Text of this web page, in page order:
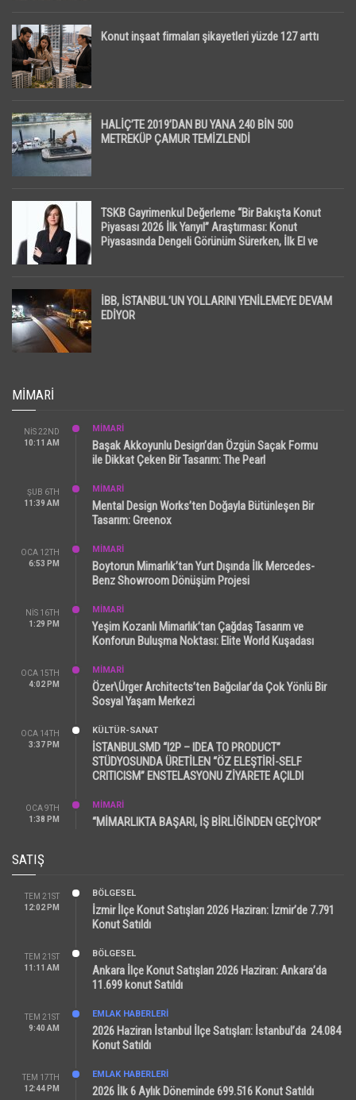
Konut inşaat firmaları şikayetleri yüzde 127 arttı
HALİÇ’TE 2019’DAN BU YANA 240 BİN 500
METREKÜP ÇAMUR TEMİZLENDİ
TSKB Gayrimenkul Değerleme “Bir Bakışta Konut
Piyasası 2026 İlk Yarıyıl” Araştırması: Konut
Piyasasında Dengeli Görünüm Sürerken, İlk El ve
İBB, İSTANBUL’UN YOLLARINI YENİLEMEYE DEVAM
EDİYOR
MIMARI
NIS 22ND
10:11 AM
MİMARİ
Başak Akkoyunlu Design’dan Özgün Saçak Formu
ile Dikkat Çeken Bir Tasarım: The Pearl
ŞUB 6TH
11:39 AM
MİMARİ
Mental Design Works’ten Doğayla Bütünleşen Bir
Tasarım: Greenox
OCA 12TH
6:53 PM
MİMARİ
Boytorun Mimarlık’tan Yurt Dışında İlk Mercedes-
Benz Showroom Dönüşüm Projesi
NIS 16TH
1:29 PM
MİMARİ
Yeşim Kozanlı Mimarlık’tan Çağdaş Tasarım ve
Konforun Buluşma Noktası: Elite World Kuşadası
OCA 15TH
4:02 PM
MİMARİ
Özer\Ürger Architects’ten Bağcılar’da Çok Yönlü Bir
Sosyal Yaşam Merkezi
OCA 14TH
3:37 PM
KÜLTÜR-SANAT
İSTANBULSMD “I2P – IDEA TO PRODUCT”
STÜDYOSUNDA ÜRETİLEN “ÖZ ELEŞTİRİ-SELF
CRITICISM” ENSTELASYONU ZİYARETE AÇILDI
OCA 9TH
1:38 PM
MİMARİ
“MİMARLIKTA BAŞARI, İŞ BİRLİĞİNDEN GEÇİYOR”
SATIŞ
TEM 21ST
12:02 PM
BÖLGESEL
İzmir İlçe Konut Satışları 2026 Haziran: İzmir’de 7.791
Konut Satıldı
TEM 21ST
11:11 AM
BÖLGESEL
Ankara İlçe Konut Satışları 2026 Haziran: Ankara’da
11.699 konut Satıldı
TEM 21ST
9:40 AM
EMLAK HABERLERI
2026 Haziran İstanbul İlçe Satışları: İstanbul’da 24.084
Konut Satıldı
TEM 17TH
12:44 PM
EMLAK HABERLERI
2026 İlk 6 Aylık Döneminde 699.516 Konut Satıldı